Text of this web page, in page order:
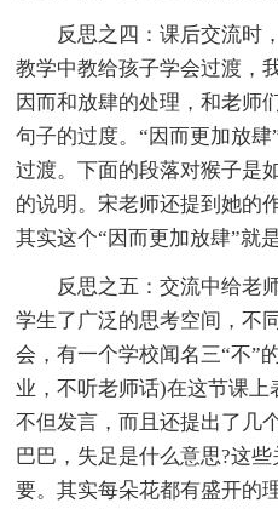
反思之四：课后交流时，
教学中教给孩子学会过渡，
因而和放肆的处理，和老师
句子的过度。“因而更加放
过渡。下面的段落对猴子是
的说明。宋老师还提到她的
其实这个“因而更加放肆”就
反思之五：交流中给老师
学生了广泛的思考空间，不
会，有一个学校闻名三“不”
业，不听老师话)在这节课上
不但发言，而且还提出了几
巴巴，失足是什么意思?这
要。其实每朵花都有盛开的